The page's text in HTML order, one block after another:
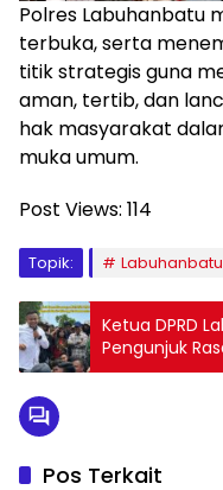
Polres Labuhanbatu
terbuka, serta
titik strategis guna
aman, tertib, dan
hak masyarakat
muka umum.
Post Views: 114
Topik: Labuhanbatu
Ketua DPRD
Pengunjuk
Pos Terkait